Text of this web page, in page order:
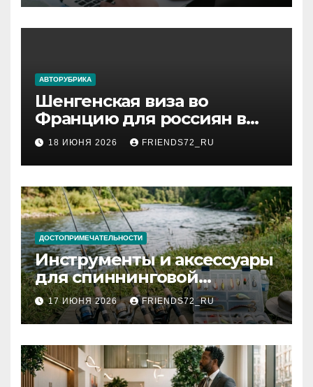
АВТОРУБРИКА
Шенгенская виза во
Францию для россиян в
2026 году: сроки от 3 дней
и список необходимых
документов
18 ИЮНЯ 2026 FRIENDS72_RU
ДОСТОПРИМЕЧАТЕЛЬНОСТИ
Инструменты и аксессуары
для спиннинговой
рыбалки: назначение и
типы
17 ИЮНЯ 2026 FRIENDS72_RU